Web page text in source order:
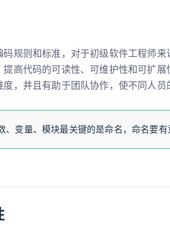
规则和标准，对于初级软件工程师
高代码的可读性、可维护性和可扩
，并且有助于团队协作，使不同人员
、变量、模块最关键的是命名，命名要有